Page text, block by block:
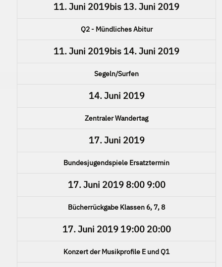
11. Juni 2019bis 13. Juni 2019
Q2 - Mündliches Abitur
11. Juni 2019bis 14. Juni 2019
Segeln/Surfen
14. Juni 2019
Zentraler Wandertag
17. Juni 2019
Bundesjugendspiele Ersatztermin
17. Juni 20198:00 9:00
Bücherrückgabe Klassen 6, 7, 8
17. Juni 201919:00 20:00
Konzert der Musikprofile E und Q1